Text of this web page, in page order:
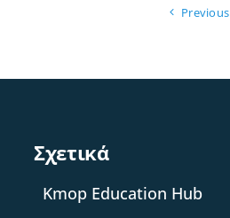
Previous
Σχετικά
Kmop Education Hub